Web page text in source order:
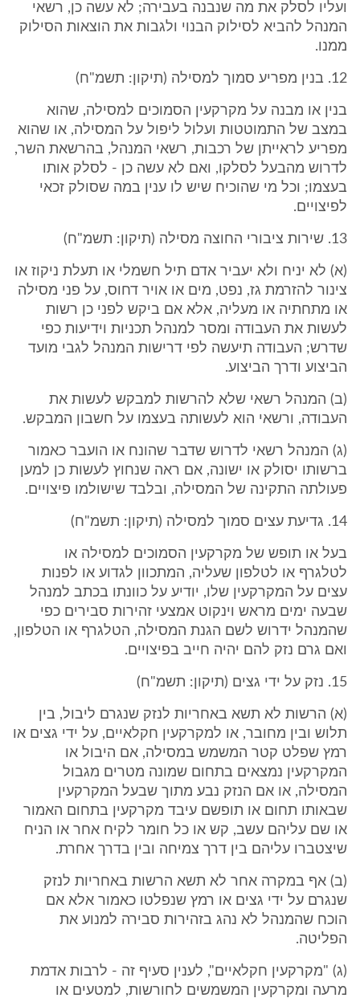
ועליו לסלק את מה שנבנה בעבירה; לא עשה כן, רשאי
המנהל להביא לסילוק הבנוי ולגבות את הוצאות הסילוק
ממנו.
12. בנין מפריע סמוך למסילה (תיקון: תשמ"ח)
בנין או מבנה על מקרקעין הסמוכים למסילה, שהוא
במצב של התמוטטות ועלול ליפול על המסילה, או שהוא
מפריע לראייתן של רכבות, רשאי המנהל, בהרשאת השר,
לדרוש מהבעל לסלקו, ואם לא עשה כן - לסלק אותו
בעצמו; וכל מי שהוכיח שיש לו ענין במה שסולק זכאי
לפיצויים.
13. שירות ציבורי החוצה מסילה (תיקון: תשמ"ח)
(א) לא יניח ולא יעביר אדם תיל חשמלי או תעלת ניקוז או
צינור להזרמת גז, נפט, מים או אויר דחוס, על פני מסילה
או מתחתיה או מעליה, אלא אם ביקש לפני כן רשות
לעשות את העבודה ומסר למנהל תכניות וידיעות כפי
שדרש; העבודה תיעשה לפי דרישות המנהל לגבי מועד
הביצוע ודרך הביצוע.
(ב) המנהל רשאי שלא להרשות למבקש לעשות את
העבודה, ורשאי הוא לעשותה בעצמו על חשבון המבקש.
(ג) המנהל רשאי לדרוש שדבר שהונח או הועבר כאמור
ברשותו יסולק או ישונה, אם ראה שנחוץ לעשות כן למען
פעולתה התקינה של המסילה, ובלבד שישולמו פיצויים.
14. גדיעת עצים סמוך למסילה (תיקון: תשמ"ח)
בעל או תופש של מקרקעין הסמוכים למסילה או
לטלגרף או לטלפון שעליה, המתכוון לגדוע או לפנות
עצים על המקרקעין שלו, יודיע על כוונתו בכתב למנהל
שבעה ימים מראש וינקוט אמצעי זהירות סבירים כפי
שהמנהל ידרוש לשם הגנת המסילה, הטלגרף או הטלפון,
ואם גרם נזק להם יהיה חייב בפיצויים.
15. נזק על ידי גצים (תיקון: תשמ"ח)
(א) הרשות לא תשא באחריות לנזק שנגרם ליבול, בין
תלוש ובין מחובר, או למקרקעין חקלאיים, על ידי גצים או
רמץ שפלט קטר המשמש במסילה, אם היבול או
המקרקעין נמצאים בתחום שמונה מטרים מגבול
המסילה, או אם הנזק נבע מתוך שבעל המקרקעין
שבאותו תחום או תופשם עיבד מקרקעין בתחום האמור
או שם עליהם עשב, קש או כל חומר לקיח אחר או הניח
שיצטברו עליהם בין דרך צמיחה ובין בדרך אחרת.
(ב) אף במקרה אחר לא תשא הרשות באחריות לנזק
שנגרם על ידי גצים או רמץ שנפלטו כאמור אלא אם
הוכח שהמנהל לא נהג בזהירות סבירה למנוע את
הפליטה.
(ג) "מקרקעין חקלאיים", לענין סעיף זה - לרבות אדמת
מרעה ומקרקעין המשמשים לחורשות, למטעים או